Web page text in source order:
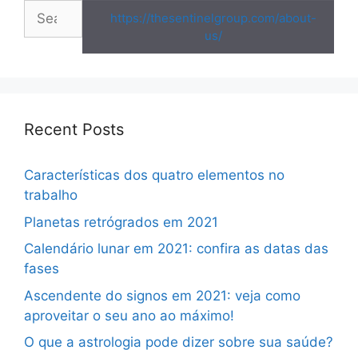
Search
for:
https://thesentinelgroup.com/about-
us/
Recent Posts
Características dos quatro elementos no
trabalho
Planetas retrógrados em 2021
Calendário lunar em 2021: confira as datas das
fases
Ascendente do signos em 2021: veja como
aproveitar o seu ano ao máximo!
O que a astrologia pode dizer sobre sua saúde?